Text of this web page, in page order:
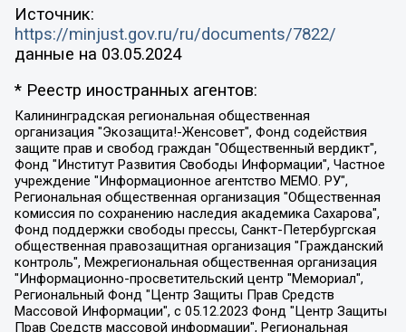
Источник:
https://minjust.gov.ru/ru/documents/7822/
данные на 03.05.2024
* Реестр иностранных агентов:
Калининградская региональная общественная организация "Экозащита!-Женсовет", Фонд содействия защите прав и свобод граждан "Общественный вердикт", Фонд "Институт Развития Свободы Информации", Частное учреждение "Информационное агентство МЕМО. РУ", Региональная общественная организация "Общественная комиссия по сохранению наследия академика Сахарова", Фонд поддержки свободы прессы, Санкт-Петербургская общественная правозащитная организация "Гражданский контроль", Межрегиональная общественная организация "Информационно-просветительский центр "Мемориал", Региональный Фонд "Центр Защиты Прав Средств Массовой Информации", с 05.12.2023 Фонд "Центр Защиты Прав Средств массовой информации", Региональная общественная благотворительная организация помощи беженцам и мигрантам "Гражданское содействие", Негосударственное образовательное учреждение дополнительного профессионального образования (повышение квалификации) специалистов "АКАДЕМИЯ ПО ПРАВАМ ЧЕЛОВЕКА", Свердловская региональная общественная организация "Сутяжник", Автономная некоммерческая организация "Центр независимых социологических исследований", Союз общественных объединений "Российский исследовательский центр по правам человека", Региональное общественное учреждение научно-информационный центр "МЕМОРИАЛ", Некоммерческая организация "Фонд защиты гласности", Автономная некоммерческая организация "Институт прав человека", Городская общественная организация "Екатеринбургское общество "МЕМОРИАЛ", Городская общественная организация "Рязанское историко-просветительское и правозащитное общество "Мемориал" (Рязанский Мемориал), Челябинский региональный орган общественной самодеятельности – женское общественное объединение "Женщины Евразии", Челябинский региональный орган общественной самодеятельности "Уральская правозащитная группа", Фонд содействия защите здоровья и социальной справедливости имени Андрея Рылькова, Автономная Некоммерческая Организация "Аналитический Центр Юрия Левады", Автономная некоммерческая организация социальной поддержки населения "Проект Апрель", Региональная общественная организация помощи женщинам и детям, находящимся в кризисной ситуации "Информационно-методический центр "Анна", Фонд содействия развитию массовых коммуникаций и правовому просвещению "Так-так-Так", Фонд содействия устойчивому развитию "Серебряная тайга", Свердловский региональный общественный фонд социальных проектов "Новое время", "Idel.Реалии", Кавказ.Реалии, Крым.Реалии, Телеканал Настоящее Время, Татаро-башкирская служба Радио Свобода (Azatliq Radiosi), Радио Свободная Европа/Радио Свобода (PCE/PC), "Сибирь.Реалии", "Фактограф", Благотворительный фонд помощи осужденным и их семьям, Автономная некоммерческая организация "Институт глобализации и социальных движений", Фонд "В защиту прав заключенных", Частное учреждение "Центр поддержки и содействия развитию средств массовой информации", Пензенский региональный общественный благотворительный фонд "Гражданский союз", "Север.Реалии", Некоммерческая организация Фонд "Правовая инициатива", Общество с ограниченной ответственностью "Радио Свободная Европа/Радио Свобода", Чешское информационное агентство "MEDIUM-ORIENT", Красноярская региональная общественная организация "Мы против СПИДа", Камалягин Денис Николаевич, Маркелов Сергей Евгеньевич, Пономарев Лев Александрович, Савицкая Людмила Алексеевна, Автономная некоммерческая организация "Центр по работе с проблемой насилия "НАСИЛИЮ.НЕТ", Межрегиональный профессиональный союз работников здравоохранения "Альянс врачей", Юридическое лицо, зарегистрированное в Латвийской Республике, SIA "Medusa Project" (регистрационный номер 40103797863, дата регистрации 10.06.2014), Некоммерческая организация "Фонд по борьбе с коррупцией", Автономная некоммерческая организация "Институт права и публичной политики", Баданин Роман Сергеевич, Гликин Максим Александрович, Железнова Мария Михайловна, Лукьянова Юлия Сергеевна, Маетная Елизавета Витальевна, Маняхин Петр Борисович, Чуракова Ольга Владимировна, Ярош Юлия Петровна, Юридическое лицо "The Insider SIA", зарегистрированное в Риге, Латвийская Республика (дата регистрации 26.06.2015), являющееся администратором доменного имени интернет-издания "The Insider SIA", https://theins.ru, Постернак Алексей Евгеньевич, Рубин Михаил Аркадьевич, Анин Роман Александрович, Юридическое лицо Istories fonds, зарегистрированное в Латвийской Республике (регистрационный номер 50008295751, дата регистрации 24.02.2020), Великовский Дмитрий Александрович, Долинина Ирина Николаевна, Мароховская Алеся Алексеевна, Шлейнов Роман Юрьевич, Шмагун Олеся Валентиновна, Общество с ограниченной ответственностью "Альтаир 2021", Общество с ограниченной ответственностью "Вега 2021", Общество с ограниченной ответственностью "Главный редактор 2021", Общество с ограниченной ответственностью "Ромашки монолит", Важенков Артем Валерьевич, Ивановская областная общественная организация "Центр гендерных исследований", Гурман Юрий Альбертович, Медиапроект "ОВД-Инфо", Егоров Владимир Владимирович, Жилинский Владимир Александрович, Общество с ограниченной ответственностью "ЗП", Иванова София Юрьевна, Карезина Инна Павловна, Кильтау Екатерина Викторовна, Петров Алексей Викторович, Пискунов Сергей Евгеньевич, Смирнов Сергей Сергеевич, Тихонов Михаил Сергеевич, Общество с ограниченной ответственностью "ЖУРНАЛИСТ-ИНОСТРАННЫЙ АГЕНТ", Арапова Галина Юрьевна, Вольтская Татьяна Анатольевна, Американская компания "Mason G.E.S. Anonymous Foundation" (США), являющаяся владельцем интернет-издания https://mnews.world/, Компания "Stichting Bellingcat", зарегистрированная в Нидерландах (дата регистрации 11.07.2018), Захаров Андрей Вячеславович, Клепиковская Екатерина Дмитриевна, Общество с ограниченной ответственностью "МЕМО", Перл Роман Александрович, Симонов Евгений Алексеевич, Соловьева Елена Анатольевна, Сотников Даниил Владимирович, Сурначева Елизавета Дмитриевна, Автономная некоммерческая организация по защите прав человека и информированию населения "Якутия – Наше Мнение", Общество с ограниченной ответственностью "Москоу диджитал медиа", с 26.01.2023 Общество с ограниченной ответственностью "Чайка Белые сады", Ветошкина Валерия Валерьевна, Заговора Максим Александрович, Межрегиональное общественное движение "Российская ЛГБТ - сеть", Оленичев Максим Владимирович, Павлов Иван Юрьевич, Скворцова Елена Сергеевна, Общество с ограниченной ответственностью "Как бы инагент", Кочетков Игорь Викторович, Общество с ограниченной ответственностью "Честные выборы", Еланчик Олег Александрович, Общество с ограниченной ответственностью "Нобелевский призыв", Гималова Регина Эмилевна, Григорьев Андрей Валерьевич, Григорьева Алина Александровна, Ассоциация по содействию защите прав призывников, альтернативнослужащих и военнослужащих "Правозащитная группа "Гражданин.Армия.Право", Хисамова Регина Фаритовна, Автономная некоммерческая организация по реализации социально-правовых программ "Лилит", Дальневосточное общественное движение "Маяк", Санкт-Петербургская ЛГБТ-инициативная группа "Выход", Инициативная группа ЛГБТ+ "Реверс", Алексеев Андрей Викторович, Бекбулатова Таисия Львовна, Беляев Иван Михайлович, Владыкина Елена Сергеевна, Гельман Марат Александрович, Никульшина Вероника Юрьевна, Толоконникова Надежда Андреевна, Шендерович Виктор Анатольевич, Общество с ограниченной ответственностью "Данное сообщение", Общество с ограниченной ответственностью Издательский дом "Новая глава", Айнбиндер Александра Александровна, Московский комьюнити-центр для ЛГБТ+инициатив, Благотворительный фонд развития филантропии, Deutsche Welle (Германия, Kurt-Schumacher-Strasse 3, 53113 Bonn), Борзунова Мария Михайловна, Воробьев Виктор Викторович, Голубева Анна Львовна, Константинова Алла Михайловна, Малкова Ирина Владимировна, Мурадов Мурад Абдулгалимович, Осетинская Елизавета Николаевна, Понасенков Евгений Николаевич, Ганапольский Матвей Юрьевич, Киселев Евгений Алексеевич, Борухович Ирина Григорьевна, Дремин Иван Тимофеевич, Дубровский Дмитрий Викторович, Красноярская региональная общественная организация поддержки и развития альтернативных образовательных технологий и межкультурных коммуникаций "ИНТЕРРА", Маяковская Екатерина Алексеевна, Фейгин Марк Захарович, Филимонов Андрей Викторович, Дзугкоева Регина Николаевна, Доброхотов Роман Александрович, Дудь Юрий Александрович, Елкин Сергей Владимирович, Кругликов Кирилл Игоревич, Сабунаева Мария Леонидовна, Семенов Алексей Владимирович, Шаинян Карен Багратович, Шульман Екатерина Михайловна, Асафьев Артур Валерьевич, Вахштайн Виктор Семенович, Венедиктов Алексей Алексеевич, Лушникова Екатерина Евгеньевна, Волков Леонид Михайлович, Невзоров Александр Глебович, Пархоменко Сергей Борисович, Сироткин Ярослав Николаевич, Кара-Мурза Владимир Владимирович, Баранова Наталья Владимировна, Гозман Леонид Яковлевич, Кагарлицкий Борис Юльевич, Климарев Михаил Валерьевич, Милов Владимир Станиславович, Автономная некоммерческая организация Краснодарский центр современного искусства "Типография", Моргенштерн Алишер Тагирович, Соболь Любовь Эдуардовна, Общество с ограниченной ответственностью "ЛИЗА НОРМ", Каспаров Гарри Кимович, Ходорковский Михаил Борисович, Общество с ограниченной ответственностью "Апрельские тезисы", Данилович Ирина Брониславовна, Кашин Олег Владимирович, Петров Николай Владимирович, Пивоваров Алексей Владимирович, Соколов Михаил Владимирович, Цветкова Юлия Владимировна, Чичваркин Евгений Александрович, Комитет против пыток/Команда против пыток, Общество с ограниченной ответственностью "Первый научный", Общество с ограниченной ответственностью "Вертолет и ко", Белоцерковская Вероника Борисовна, Кац Максим Евгеньевич, Лазарева Татьяна Юрьевна, Шаведдинов Руслан Табризович, Яшин Илья Валерьевич, Общество с ограниченной ответственностью "Иноагент ААВ", Алешковский Дмитрий Петрович, Альбац Евгения Марковна, Быков Дмитрий Львович, Галямина Юлия Евгеньевна, Лойко Сергей Леонидович, Мартынов Кирилл Константинович, Медведев Сергей Александрович, Крашенинников Федор Геннадиевич, Гордеева Катерина Вл